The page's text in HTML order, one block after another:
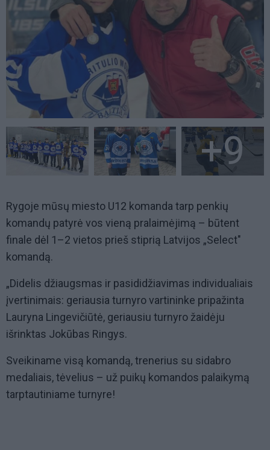
+9
Rygoje mūsų miesto U12 komanda tarp penkių
komandų patyrė vos vieną pralaimėjimą – būtent
finale dėl 1–2 vietos prieš stiprią Latvijos „Select"
komandą.
„Didelis džiaugsmas ir pasididžiavimas individualiais
įvertinimais: geriausia turnyro vartininke pripažinta
Lauryna Lingevičiūtė, geriausiu turnyro žaidėju
išrinktas Jokūbas Ringys.
Sveikiname visą komandą, trenerius su sidabro
medaliais, tėvelius – už puikų komandos palaikymą
tarptautiniame turnyre!